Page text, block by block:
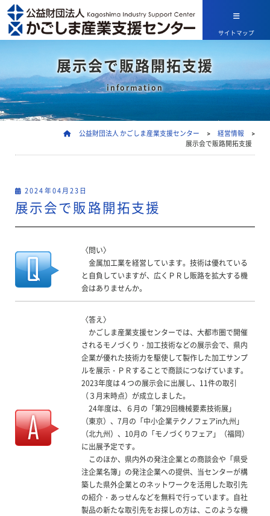
サイトマップ
展示会で販路開拓支援
information
公益財団法人 かごしま産業支援センター > 経営情報
>
展示会で販路開拓支援
2024年04月23日
展示会で販路開拓支援
〈問い〉
金属加工業を経営しています。技術は優れている
と自負していますが、広くＰＲし販路を拡大する機
会はありませんか。
〈答え〉
かごしま産業支援センターでは、大都市圏で開催
されるモノづくり・加工技術などの展示会で、県内
企業が優れた技術力を駆使して製作した加工サンプ
ルを展示・ＰＲすることで商談につなげています。
2023年度は４つの展示会に出展し、11件の取引
（３月末時点）が成立しました。
24年度は、６月の「第29回機械要素技術展」
（東京）、7月の「中小企業テクノフェアin九州」
（北九州）、10月の「モノづくりフェア」（福岡）
に出展予定です。
このほか、県内外の発注企業との商談会や「県受
注企業名簿」の発注企業への提供、当センターが構
築した県外企業とのネットワークを活用した取引先
の紹介・あっせんなどを無料で行っています。自社
製品の新たな取引先をお探しの方は、このような機